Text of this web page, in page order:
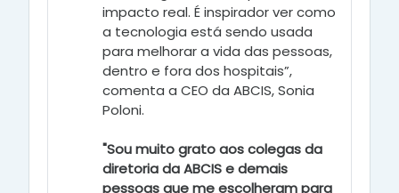
impacto real. É inspirador ver como
a tecnologia está sendo usada
para melhorar a vida das pessoas,
dentro e fora dos hospitais”,
comenta a CEO da ABCIS, Sonia
Poloni.
"Sou muito grato aos colegas da
diretoria da ABCIS e demais
pessoas que me escolheram para